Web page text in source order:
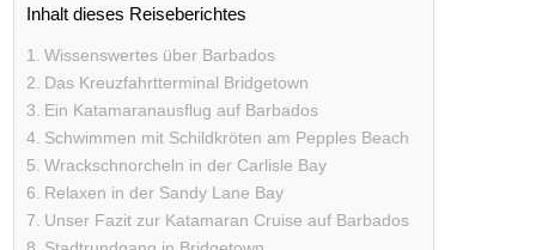
Inhalt dieses Reiseberichtes
Wissenswertes über Barbados
Das Kreuzfahrtterminal Bridgetown
Ein Katamaranausflug auf Barbados
Schwimmen mit Schildkröten am Pepples Beach
Wrackschnorcheln in der Carlisle Bay
Relaxen in der Sandy Lane Bay
Unser Fazit zur Katamaran Cruise auf Barbados